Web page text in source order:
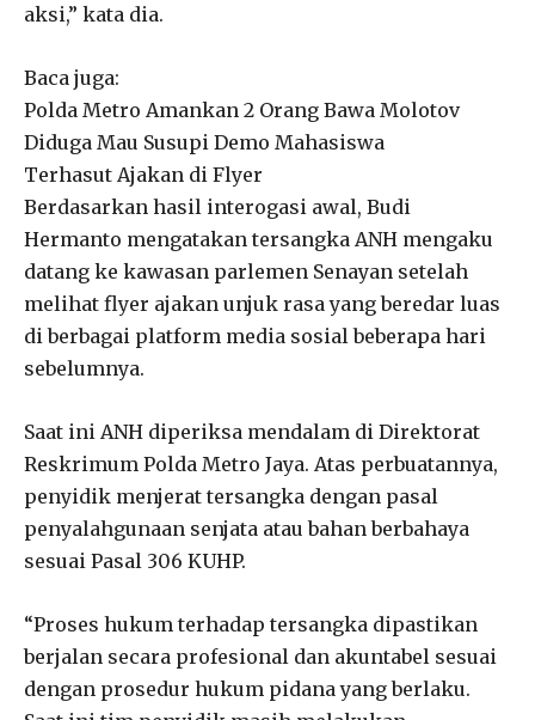
aksi,” kata dia.
Baca juga:
Polda Metro Amankan 2 Orang Bawa Molotov
Diduga Mau Susupi Demo Mahasiswa
Terhasut Ajakan di Flyer
Berdasarkan hasil interogasi awal, Budi
Hermanto mengatakan tersangka ANH mengaku
datang ke kawasan parlemen Senayan setelah
melihat flyer ajakan unjuk rasa yang beredar luas
di berbagai platform media sosial beberapa hari
sebelumnya.
Saat ini ANH diperiksa mendalam di Direktorat
Reskrimum Polda Metro Jaya. Atas perbuatannya,
penyidik menjerat tersangka dengan pasal
penyalahgunaan senjata atau bahan berbahaya
sesuai Pasal 306 KUHP.
“Proses hukum terhadap tersangka dipastikan
berjalan secara profesional dan akuntabel sesuai
dengan prosedur hukum pidana yang berlaku.